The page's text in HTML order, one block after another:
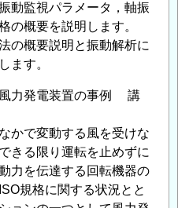
動監視パラメータ，軸振
の概要を説明します。
の概要説明と振動解析に
ます。
力発電装置の事例 講
かで変動する風を受けな
きる限り運転を止めずに
力を伝達する回転機器の
規格に関する状況とと